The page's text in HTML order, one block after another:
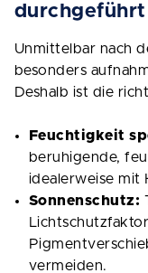
durchgeführt
Unmittelbar nach
besonders
Deshalb ist die
Feuchtigkeit
beruhigende,
idealerweise mit
Sonnenschutz:
vermeiden.